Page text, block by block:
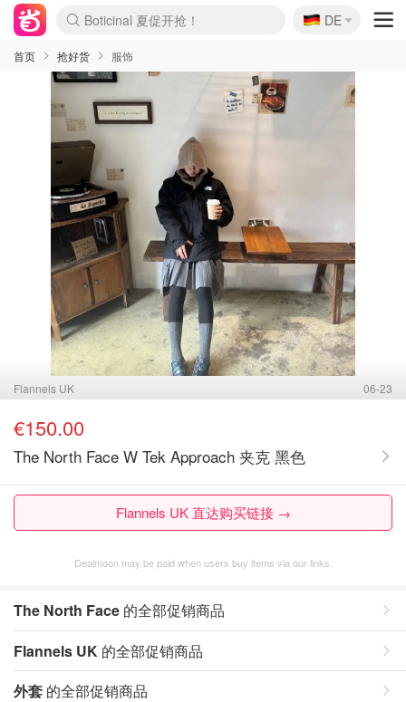
Boticinal 夏促开抢！
4折！lulu周四疯狂上新
还没结束！&OtherStories大促
Joybuy变相75折 随时失效
速领！Stanley独家85折
疑似霸哥！Camper额外叠85折
Zalando 奥莱闪促！每日更新
Moncler反季囤！5折起+叠9折
Coach Brooklyn仅€192
🇩🇪
DE
首页 抢好货 服饰
Flannels UK 06-23
€150.00
The North Face W Tek Approach 夹克 黑色
Flannels UK 直达购买链接 →
Dealmoon may be paid when users buy items via our links.
The North Face 的全部促销商品
Flannels UK 的全部促销商品
外套 的全部促销商品